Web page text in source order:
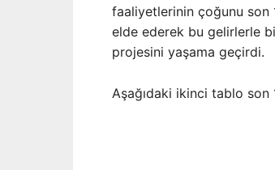
faaliyetlerinin çoğunu son
elde ederek bu gelirlerle
projesini yaşama geçirdi.
Aşağıdaki ikinci tablo